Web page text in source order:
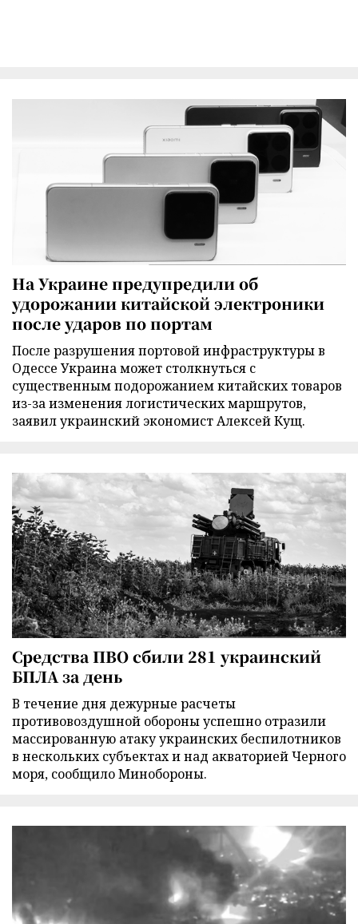
На Украине предупредили об
удорожании китайской электроники
после ударов по портам
После разрушения портовой инфраструктуры в
Одессе Украина может столкнуться с
существенным подорожанием китайских товаров
из-за изменения логистических маршрутов,
заявил украинский экономист Алексей Кущ.
Средства ПВО сбили 281 украинский
БПЛА за день
В течение дня дежурные расчеты
противовоздушной обороны успешно отразили
массированную атаку украинских беспилотников
в нескольких субъектах и над акваторией Черного
моря, сообщило Минобороны.